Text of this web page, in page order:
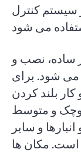
سیستم کنترل
ساده، نصب و
شود. برای
بلند کردن
و متوسط
و سایر
است. مکان ها